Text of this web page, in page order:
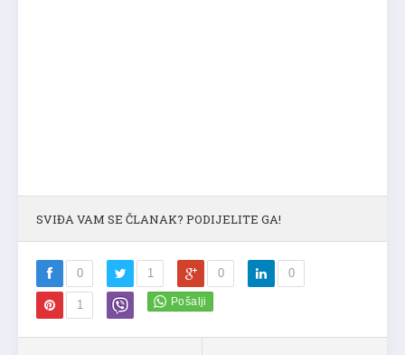
SVIĐA VAM SE ČLANAK? PODIJELITE GA!
0 1 0 0
1